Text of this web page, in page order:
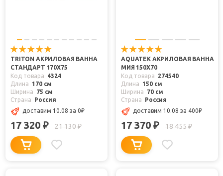
TRITON АКРИЛОВАЯ ВАННА
СТАНДАРТ 170X75
Код товара
4324
Длина
170 см
Ширина
75 см
Страна
Россия
доставим 10.08 за 0₽
17 320 ₽ 21 130₽
AQUATEK АКРИЛОВАЯ ВАННА
МИЯ 150X70
Код товара
274540
Длина
150 см
Ширина
70 см
Страна
Россия
доставим 10.08 за 400₽
17 370 ₽ 18 455₽